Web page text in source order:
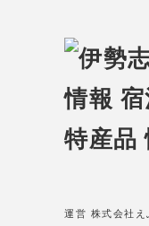
運営 株式会社え